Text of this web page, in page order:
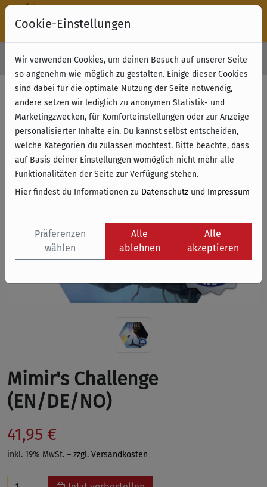
Kostenloser Versand & Retoure ab 49 € (innerhalb Deutschlands)
Mimir's Challenge
(EN/DE/NO)
41,95 €
inkl. 19% MwSt. – zzgl. Versandkosten
Cookie-Einstellungen
Wir verwenden Cookies, um deinen Besuch auf unserer Seite
so angenehm wie möglich zu gestalten. Einige dieser Cookies
sind dabei für die optimale Nutzung der Seite notwendig,
andere setzen wir lediglich zu anonymen Statistik- und
Marketingzwecken, für Komforteinstellungen oder zur Anzeige
personalisierter Inhalte ein. Du kannst selbst entscheiden,
welche Kategorien du zulassen möchtest. Bitte beachte, dass
auf Basis deiner Einstellungen womöglich nicht mehr alle
Funktionalitäten der Seite zur Verfügung stehen.
Hier findest du Informationen zu Datenschutz und Impressum
Präferenzen
wählen
Alle
ablehnen
Alle
akzeptieren